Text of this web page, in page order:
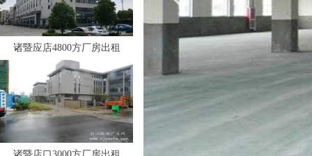
诸暨应店4800方厂房出租